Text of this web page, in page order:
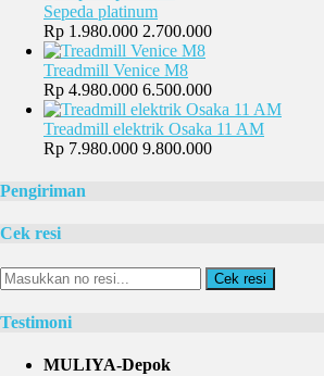
Sepeda platinum
Rp 1.980.000 2.700.000
Treadmill Venice M8
Rp 4.980.000 6.500.000
Treadmill elektrik Osaka 11 AM
Rp 7.980.000 9.800.000
Pengiriman
Cek resi
Cek resi
Testimoni
MULIYA-Depok